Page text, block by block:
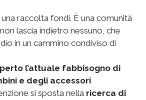
raccolta fondi. È una comunità
lascia indietro nessuno, che
in un cammino condiviso di
l’attuale fabbisogno di
e degli accessori
si sposta nella ricerca di